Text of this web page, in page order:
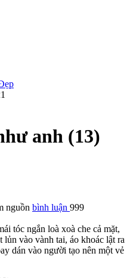
anh (13)
nguồn bình luận 999
tóc ngắn loà xoà che cả mặt,
vào vành tai, áo khoác lật ra
dán vào người tạo nên một vẻ